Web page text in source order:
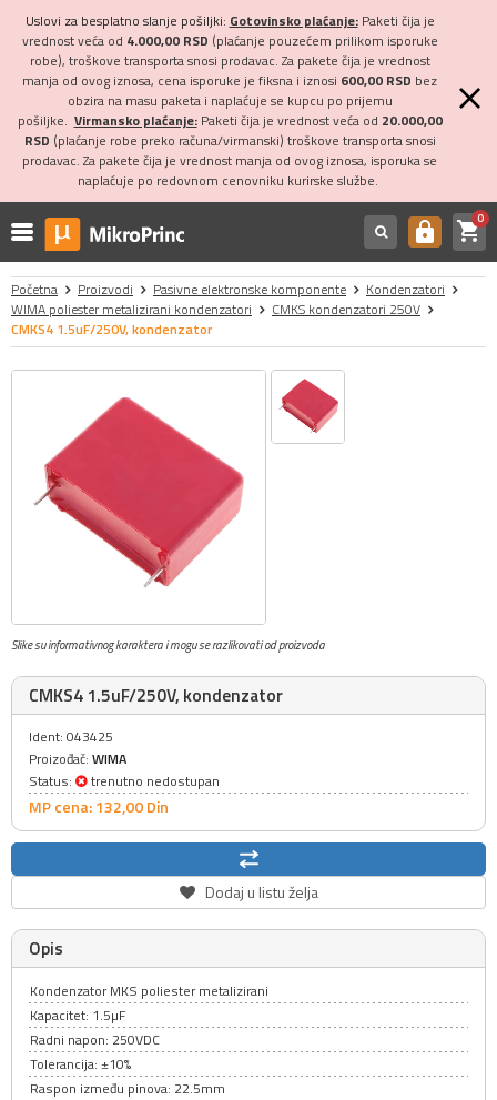
Uslovi za besplatno slanje pošiljki: Gotovinsko plaćanje:Paketi čija je
vrednost veća od 4.000,00 RSD (plaćanje pouzećem prilikom isporuke
robe), troškove transporta snosi prodavac. Za pakete čija je vrednost
manja od ovog iznosa, cena isporuke je fiksna i iznosi 600,00 RSD bez
obzira na masu paketa i naplaćuje se kupcu po prijemu
pošiljke. Virmansko plaćanje:Paketi čija je vrednost veća od 20.000,00
RSD (plaćanje robe preko računa/virmanski) troškove transporta snosi
prodavac. Za pakete čija je vrednost manja od ovog iznosa, isporuka se
naplaćuje po redovnom cenovniku kurirske službe.
https shopping_cart0
Početna Proizvodi Pasivne elektronske komponente
Kondenzatori
WIMA poliester metalizirani kondenzatori
CMKS kondenzatori 250V
CMKS4 1.5uF/250V, kondenzator
Slike su informativnog karaktera i mogu se razlikovati od proizvoda
CMKS4 1.5uF/250V, kondenzator
Ident: 043425
Proizođač: WIMA
Status:
trenutno nedostupan
MP cena: 132,00Din
Dodaj u listu želja
Opis
Kondenzator MKS poliester metalizirani
Kapacitet: 1.5µF
Radni napon: 250VDC
Tolerancija: ±10%
Raspon između pinova: 22.5mm